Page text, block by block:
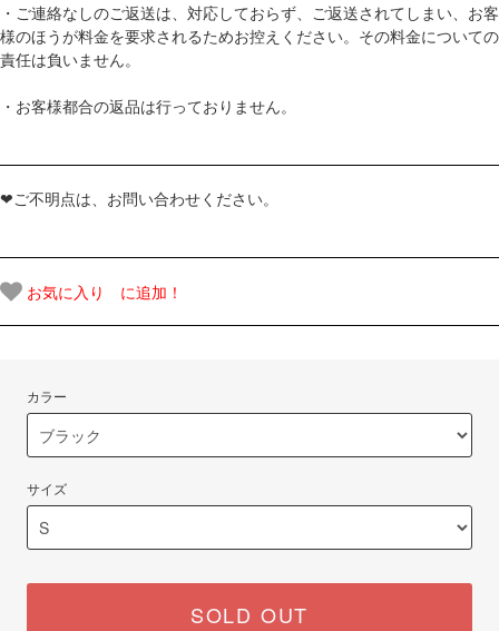
・ご連絡なしのご返送は、対応しておらず、ご返送されてしまい、お客
様のほうが料金を要求されるためお控えください。その料金についての
責任は負いません。
・お客様都合の返品は行っておりません。
❤ご不明点は、お問い合わせください。
お気に入り に追加！
カラー
サイズ
SOLD OUT